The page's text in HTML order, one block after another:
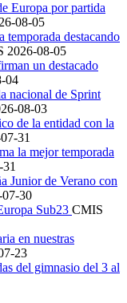
Europa por partida
08-05
temporada destacando
2026-08-05
un destacado
04
nacional de Sprint
08-03
de la entidad con la
31
la mejor temporada
Junior de Verano con
07-30
Sub23 CMIS
en nuestras
23
del gimnasio del 3 al